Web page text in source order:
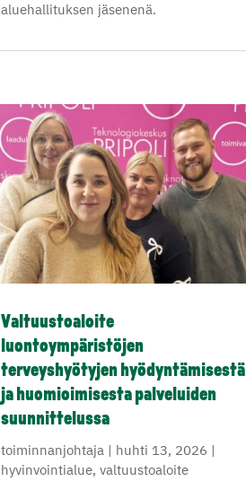
aluehallituksen jäsenenä.
Valtuustoaloite
luontoympäristöjen
terveyshyötyjen hyödyntämisestä
ja huomioimisesta palveluiden
suunnittelussa
toiminnanjohtaja | huhti 13, 2026 |
hyvinvointialue, valtuustoaloite